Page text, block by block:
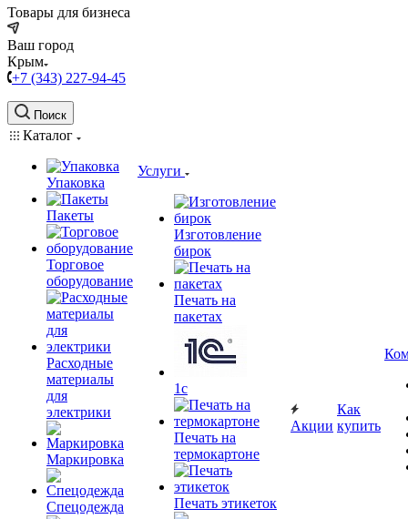
Товары для бизнеса
Ваш город
Крым
+7 (343) 227-94-45
Поиск
Каталог
Упаковка
Пакеты
Торговое
оборудование
Расходные
материалы
для
электрики
Маркировка
Спецодежда
Услуги
Изготовление
бирок
Печать на
пакетах
1c
Печать на
термокартоне
Печать этикеток
Акции
Как
купить